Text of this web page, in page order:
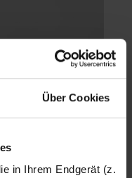
Über Cookies
in Ihrem Endgerät (z.
Lorenz